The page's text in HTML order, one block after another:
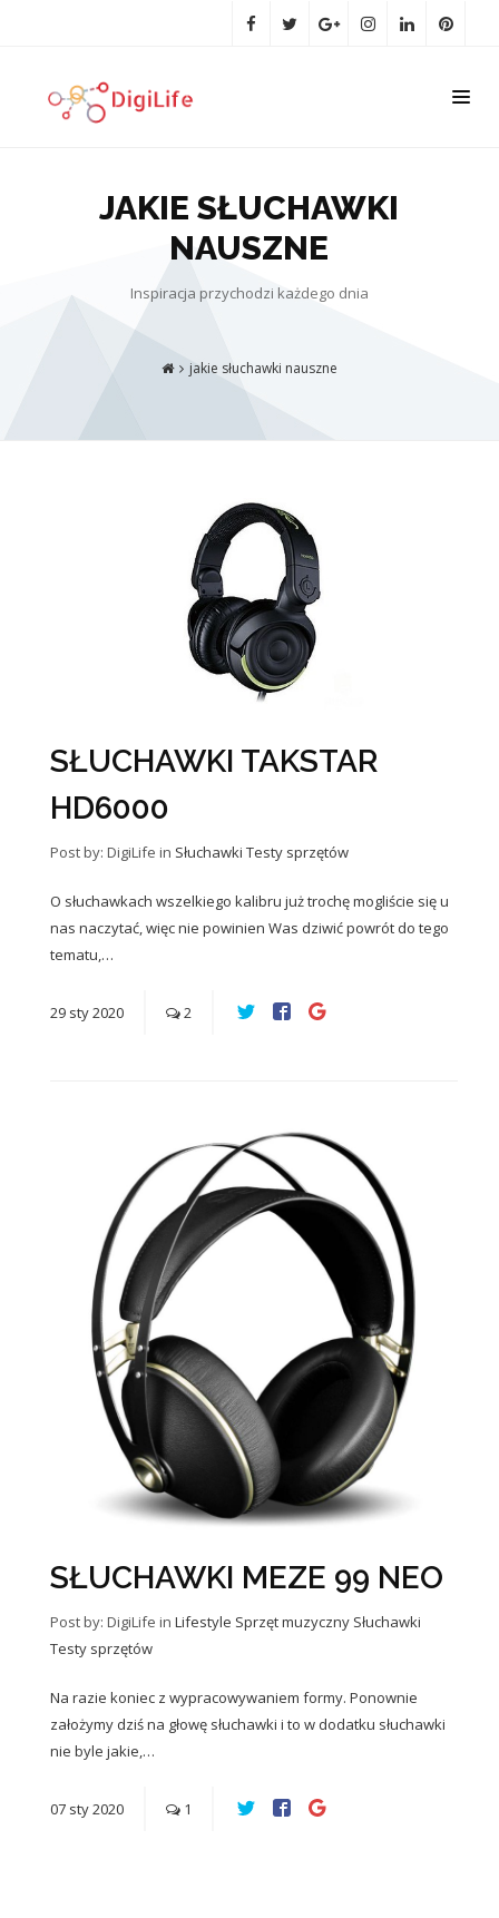
JAKIE SŁUCHAWKI
NAUSZNE
Inspiracja przychodzi każdego dnia
jakie słuchawki nauszne
SŁUCHAWKI TAKSTAR
HD6000
Post by: DigiLife in Słuchawki Testy sprzętów
O słuchawkach wszelkiego kalibru już trochę mogliście się u
nas naczytać, więc nie powinien Was dziwić powrót do tego
tematu,…
29 sty2020 2
SŁUCHAWKI MEZE 99 NEO
Post by: DigiLife in Lifestyle Sprzęt muzyczny Słuchawki
Testy sprzętów
Na razie koniec z wypracowywaniem formy. Ponownie
założymy dziś na głowę słuchawki i to w dodatku słuchawki
nie byle jakie,…
07 sty2020 1